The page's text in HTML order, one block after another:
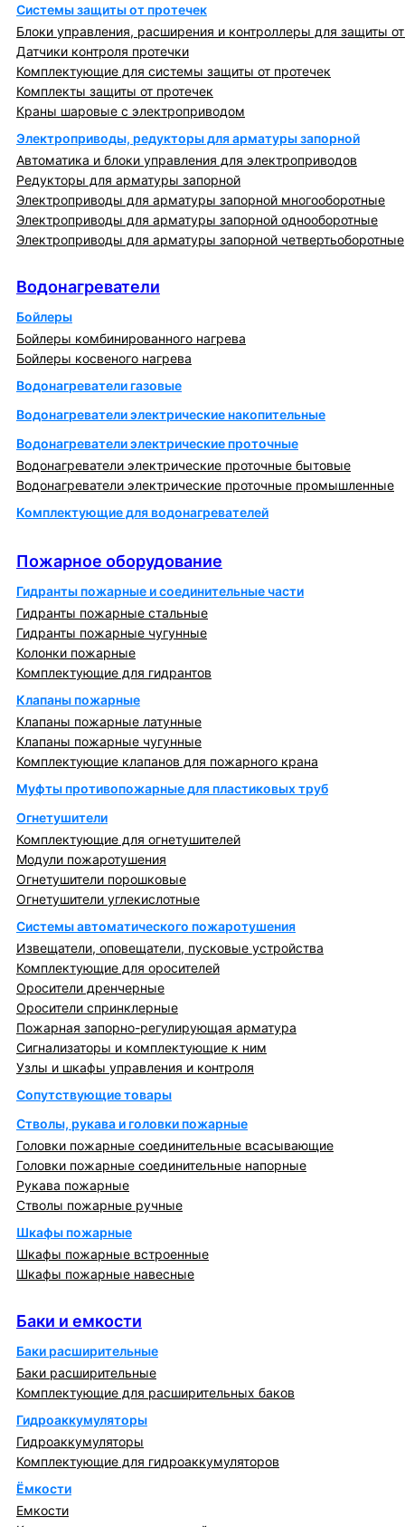
Системы защиты от протечек
Блоки управления, расширения и контроллеры для защиты
Датчики контроля протечки
Комплектующие для системы защиты от протечек
Комплекты защиты от протечек
Краны шаровые с электроприводом
Электроприводы, редукторы для арматуры запорной
Автоматика и блоки управления для электроприводов
Редукторы для арматуры запорной
Электроприводы для арматуры запорной многооборотные
Электроприводы для арматуры запорной однооборотные
Электроприводы для арматуры запорной четвертьоборотные
Водонагреватели
Бойлеры
Бойлеры комбинированного нагрева
Бойлеры косвеного нагрева
Водонагреватели газовые
Водонагреватели электрические накопительные
Водонагреватели электрические проточные
Водонагреватели электрические проточные бытовые
Водонагреватели электрические проточные промышленные
Комплектующие для водонагревателей
Пожарное оборудование
Гидранты пожарные и соединительные части
Гидранты пожарные стальные
Гидранты пожарные чугунные
Колонки пожарные
Комплектующие для гидрантов
Клапаны пожарные
Клапаны пожарные латунные
Клапаны пожарные чугунные
Комплектующие клапанов для пожарного крана
Муфты противопожарные для пластиковых труб
Огнетушители
Комплектующие для огнетушителей
Модули пожаротушения
Огнетушители порошковые
Огнетушители углекислотные
Системы автоматического пожаротушения
Извещатели, оповещатели, пусковые устройства
Комплектующие для оросителей
Оросители дренчерные
Оросители спринклерные
Пожарная запорно-регулирующая арматура
Сигнализаторы и комплектующие к ним
Узлы и шкафы управления и контроля
Сопутствующие товары
Стволы, рукава и головки пожарные
Головки пожарные соединительные всасывающие
Головки пожарные соединительные напорные
Рукава пожарные
Стволы пожарные ручные
Шкафы пожарные
Шкафы пожарные встроенные
Шкафы пожарные навесные
Баки и емкости
Баки расширительные
Баки расширительные
Комплектующие для расширительных баков
Гидроаккумуляторы
Гидроаккумуляторы
Комплектующие для гидроаккумуляторов
Ёмкости
Емкости